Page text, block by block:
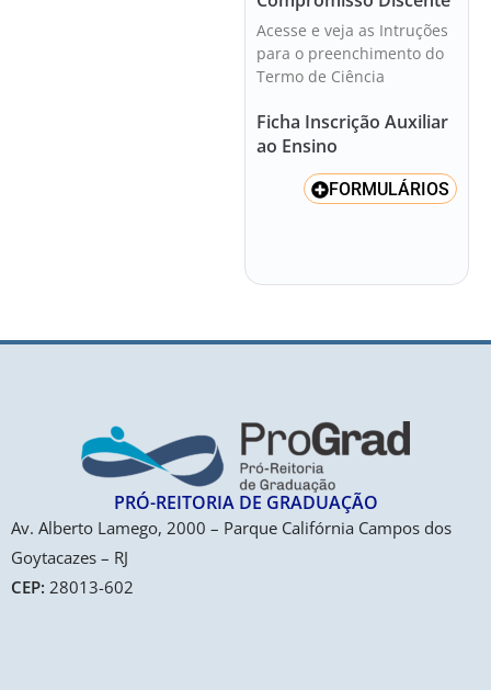
Acesse e veja as Intruções
para o preenchimento do
Termo de Ciência
Ficha Inscrição Auxiliar
ao Ensino
FORMULÁRIOS
PRÓ-REITORIA DE GRADUAÇÃO​
Av. Alberto Lamego, 2000 – Parque Califórnia Campos dos
Goytacazes – RJ
CEP: 28013-602